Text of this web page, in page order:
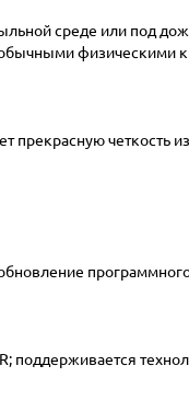
среде или под
физическими
прекрасную четкость
поддерживается